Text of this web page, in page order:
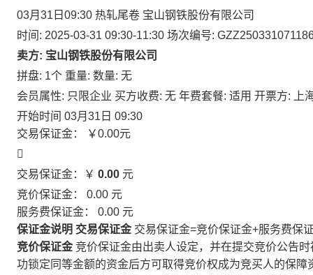
03月31日09:30 热轧尾卷 宝山钢铁股份有限公司
时间: 2025-03-31 09:30-11:30 场次编号:
卖方: 宝山钢铁股份有限公司
拼盘: 1个 重量: 数量: 无
会员属性: 只限企业 买方收费: 无 年费套餐: 适用 开票方: 上
开始时间 03月31日 09:30
交易保证金：
￥0.00元

交易保证金：￥ 0.00 元
竞价保证金： 0.00 元
服务费保证金： 0.00 元
保证金说明 交易保证金 交易保证金=竞价保证金+服务费保
竞价保证金 竞价保证金由出卖人设定，并在提交竞价公告
功锁定同等金额的资金后方可取得竞价权成为竞买人的保障